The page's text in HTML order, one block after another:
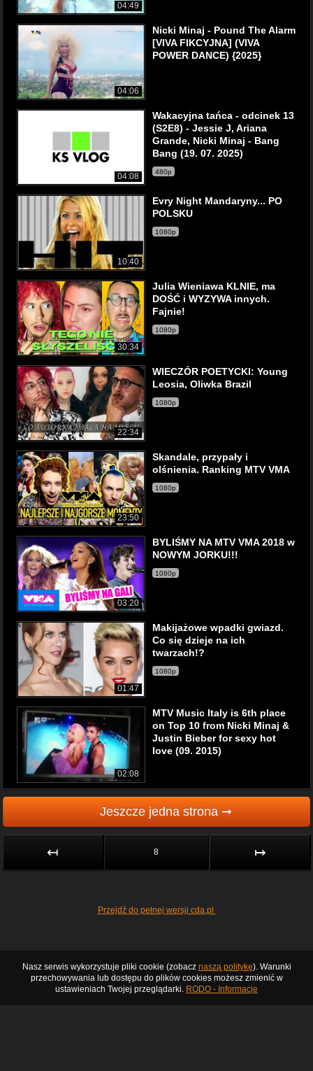
04:49
04:06
Nicki Minaj - Pound The Alarm
[VIVA FIKCYJNA] (VIVA
POWER DANCE) {2025}
04:08
Wakacyjna tańca - odcinek 13
(S2E8) - Jessie J, Ariana
Grande, Nicki Minaj - Bang
Bang (19. 07. 2025)
480p
10:40
Evry Night Mandaryny... PO
POLSKU
1080p
30:34
Julia Wieniawa KLNIE, ma
DOŚĆ i WYZYWA innych.
Fajnie!
1080p
22:34
WIECZÓR POETYCKI: Young
Leosia, Oliwka Brazil
1080p
23:50
Skandale, przypały i
olśnienia. Ranking MTV VMA
1080p
03:20
BYLIŚMY NA MTV VMA 2018 w
NOWYM JORKU!!!
1080p
01:47
Makijażowe wpadki gwiazd.
Co się dzieje na ich
twarzach!?
1080p
02:08
MTV Music Italy is 6th place
on Top 10 from Nicki Minaj &
Justin Bieber for sexy hot
love (09. 2015)
Jeszcze jedna strona ➞
↤ 8 ↦
Przejdź do pełnej wersji cda.pl
Nasz serwis wykorzystuje pliki cookie (zobacz naszą politykę). Warunki
przechowywania lub dostępu do plików cookies możesz zmienić w
ustawieniach Twojej przeglądarki. RODO - Informacje